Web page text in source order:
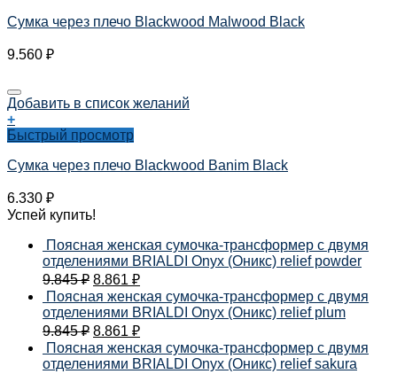
Сумка через плечо Blackwood Malwood Black
9.560 ₽
Добавить в список желаний
+
Быстрый просмотр
Сумка через плечо Blackwood Banim Black
6.330 ₽
Успей купить!
Поясная женская сумочка-трансформер с двумя
отделениями BRIALDI Onyx (Оникс) relief powder
9.845₽ 8.861 ₽
Поясная женская сумочка-трансформер с двумя
отделениями BRIALDI Onyx (Оникс) relief plum
9.845₽ 8.861 ₽
Поясная женская сумочка-трансформер с двумя
отделениями BRIALDI Onyx (Оникс) relief sakura